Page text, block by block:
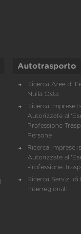
Autotrasporto
Ricerca Aree di
Nulla Osta
Ricerca Imprese
Autorizzate
Professione
Persone
Ricerca Imprese
Autorizzate
Professione
Ricerca Servizi di
Interregionali